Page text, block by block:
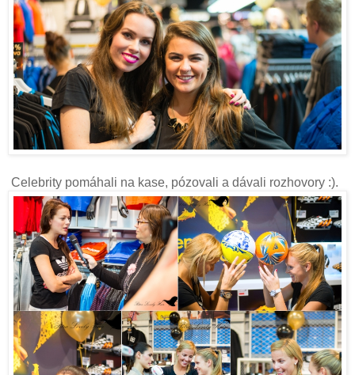
Celebrity pomáhali na kase, pózovali a dávali rozhovory :).